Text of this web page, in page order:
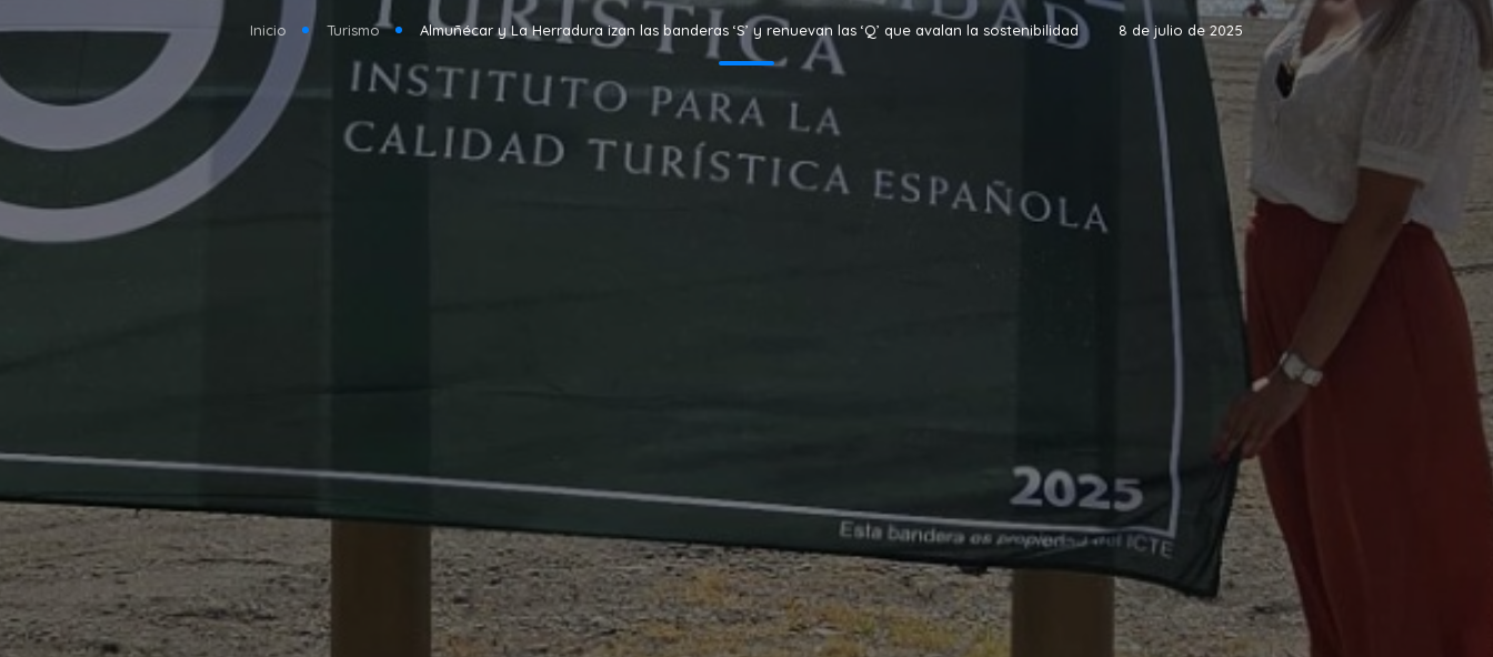
Inicio Turismo Almuñécar y La Herradura izan las banderas ‘S’ y renuevan las ‘Q’ que avalan la sostenibilidad 8 de julio de 2025